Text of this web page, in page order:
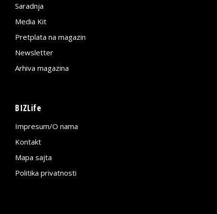
Saradnja
Media Kit
Pretplata na magazin
Newsletter
Arhiva magazina
BIZLife
Impresum/O nama
Kontakt
Mapa sajta
Politika privatnosti